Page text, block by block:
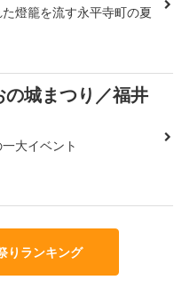
燈籠を流す永平寺町の夏
の城まつり／福井
大イベント
りランキング